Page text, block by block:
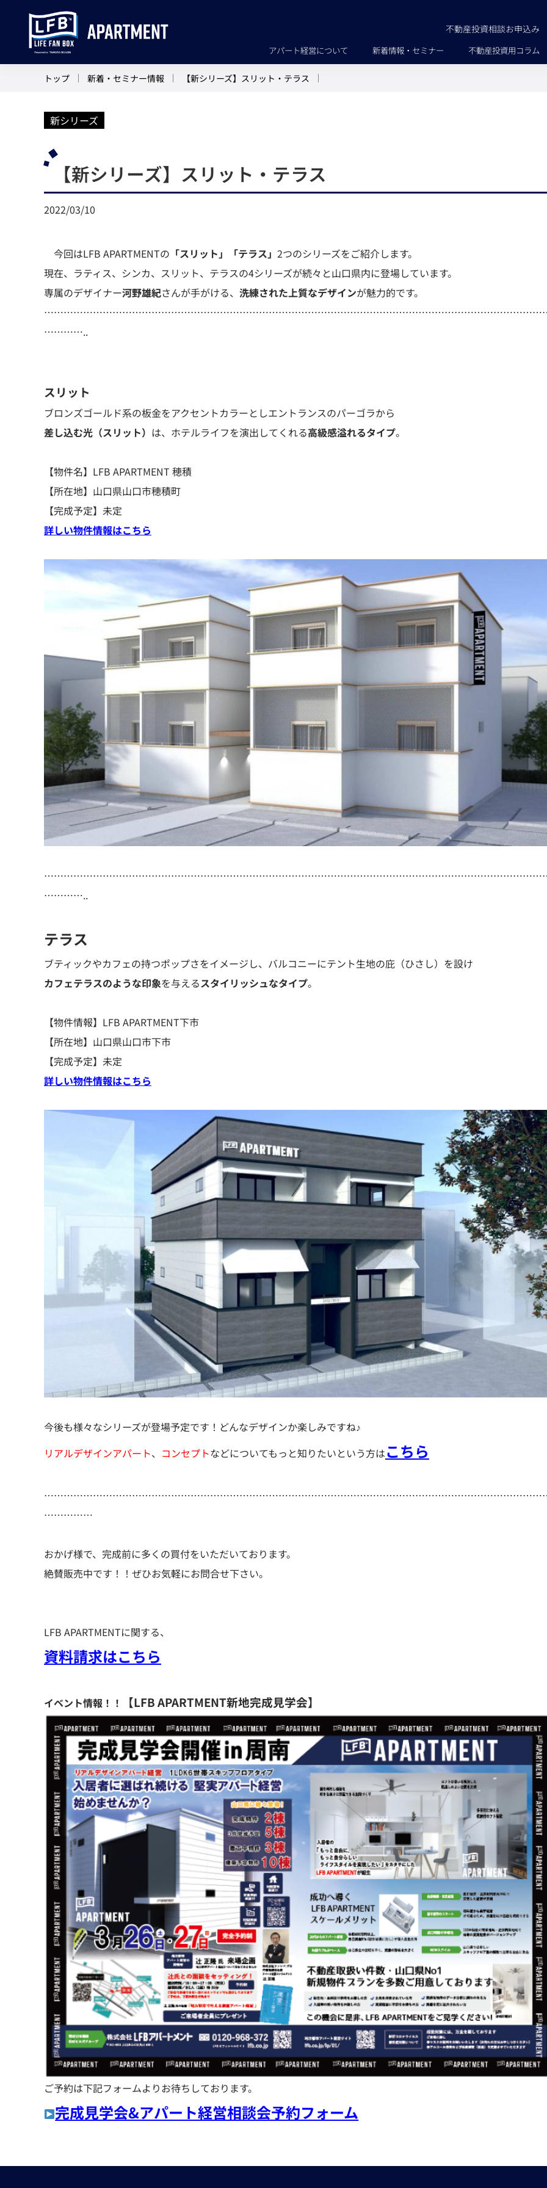
不動産投資相談お申込み
アパート経営について
新着情報・セミナー 不動産投資用コラム
トップ 新着・セミナー情報 【新シリーズ】スリット・テラス
新シリーズ
【新シリーズ】スリット・テラス
2022/03/10
今回はLFB APARTMENTの 「スリット」「テラス」 2つのシリーズをご紹介します。
現在、ラティス、シンカ、スリット、テラスの4シリーズが続々と山口県内に登場しています。
専属のデザイナー河野雄紀さんが手がける、 洗練された上質なデザインが魅力的です。
…………..
スリット
ブロンズゴールド系の板金をアクセントカラーとしエントランスのパーゴラから
差し込む光（スリット） は、ホテルライフを演出してくれる高級感溢れるタイプ。
【物件名】LFB APARTMENT 穂積
【所在地】山口県山口市穂積町
【完成予定】未定
詳しい物件情報はこちら
…………..
テラス
ブティックやカフェの持つポップさをイメージし、バルコニーにテント生地の庇（ひさし）を設け
カフェテラスのような印象を与えるスタイリッシュなタイプ。
【物件情報】LFB APARTMENT下市
【所在地】山口県山口市下市
【完成予定】未定
詳しい物件情報はこちら
今後も様々なシリーズが登場予定です！どんなデザインか楽しみですね♪
リアルデザインアパート、 コンセプトなどについてもっと知りたいという方はこちら
……………
おかげ様で、完成前に多くの買付をいただいております。
絶賛販売中です！！ぜひお気軽にお問合せ下さい。
LFB APARTMENTに関する、
資料請求はこちら
イベント情報！！ 【LFB APARTMENT新地完成見学会】
ご予約は下記フォームよりお待ちしております。
完成見学会&アパート経営相談会予約フォーム